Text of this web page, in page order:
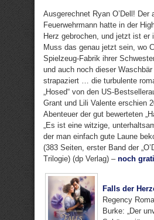
Ausgerechnet Ryan O’Dell! Der
Feuerwehrmann hatte in der
Herz gebrochen, und jetzt ist er
Muss das genau jetzt sein, wo
Spielzeug-Fabrik ihrer
und auch noch dieser
strapaziert … die turbulente
„Hosed“ von den US-
Grant und Lili Valente erschien
Abenteuer der gut bewerteten
„Es ist eine witzige,
der man einfach gute Laune
(383 Seiten, erster Band der
Trilogie) (dp Verlag) – noch
Falls der
Regency
Burke: „Der